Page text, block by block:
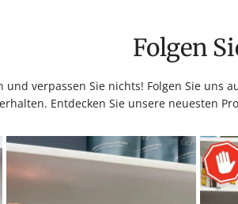
Folgen
und verpassen Sie nichts! Folgen Sie
erhalten. Entdecken Sie unsere neuesten